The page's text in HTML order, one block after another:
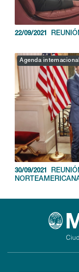
22/09/2021
Agenda internacional
30/09/2021